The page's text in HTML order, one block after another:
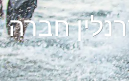
חברה